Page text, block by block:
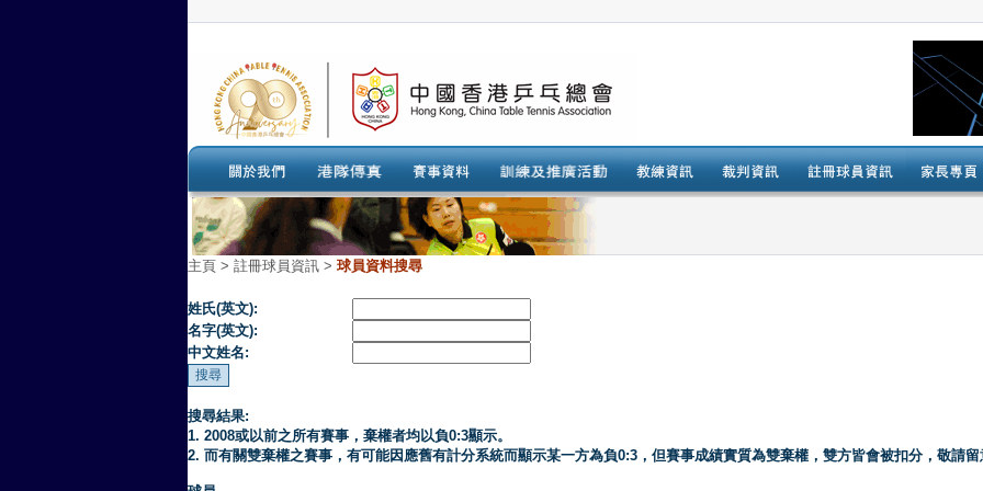
主頁 > 註冊球員資訊 > 球員資料搜尋
姓氏(英文):
名字(英文):
中文姓名:
搜尋結果:
1. 2008或以前之所有賽事，棄權者均以負0:3顯示。
2. 而有關雙棄權之賽事，有可能因應舊有計分系統而顯示某一方為負0:3，但賽事成績實質為雙棄權，雙方皆會被扣分，敬請留